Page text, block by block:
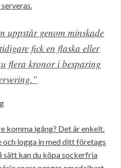
uppstår genom minskade
fick en flaska eller
flera kronor i besparing
komma igång? Det är enkelt.
och logga in med ditt företags
sätt kan du köpa sockerfria